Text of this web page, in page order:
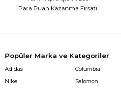
Para Puan Kazanma Fırsatı
Popüler Marka ve Kategoriler
Adidas
Nike
Columbia
Salomon